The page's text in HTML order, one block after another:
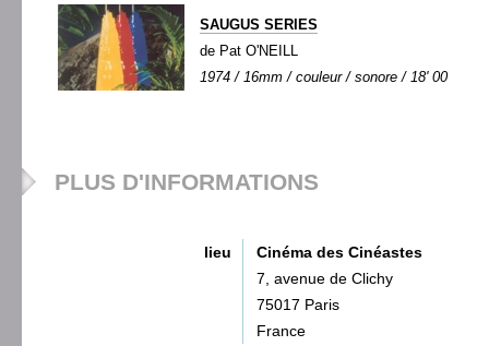
SAUGUS SERIES
de Pat O'NEILL
1974 / 16mm / couleur / sonore / 18' 00
PLUS D'INFORMATIONS
lieu
Cinéma des Cinéastes
7, avenue de Clichy
75017 Paris
France